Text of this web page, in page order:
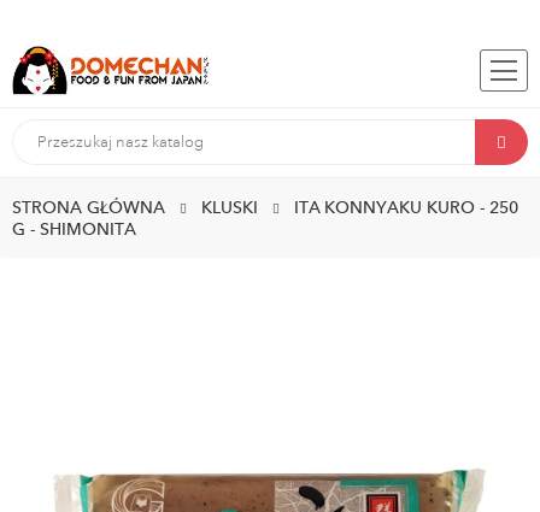
STRONA GŁÓWNA KLUSKI
ITA KONNYAKU KURO - 250
G - SHIMONITA